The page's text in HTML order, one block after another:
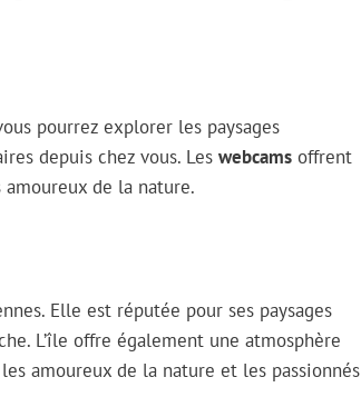
pourrez explorer les paysages
depuis chez vous. Les webcams offrent
de la nature.
Elle est réputée pour ses paysages
L’île offre également une atmosphère
amoureux de la nature et les passionnés